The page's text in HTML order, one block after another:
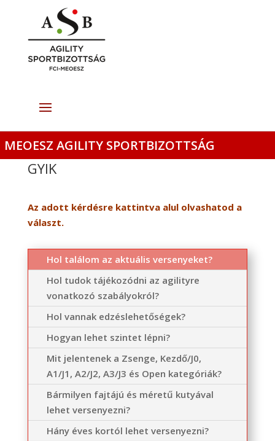
MEOESZ AGILITY SPORTBIZOTTSÁG
GYIK
Az adott kérdésre kattintva alul olvashatod a
választ.
Hol találom az aktuális versenyeket?
Hol tudok tájékozódni az agilityre
vonatkozó szabályokról?
Hol vannak edzéslehetőségek?
Hogyan lehet szintet lépni?
Mit jelentenek a Zsenge, Kezdő/J0,
A1/J1, A2/J2, A3/J3 és Open kategóriák?
Bármilyen fajtájú és méretű kutyával
lehet versenyezni?
Hány éves kortól lehet versenyezni?